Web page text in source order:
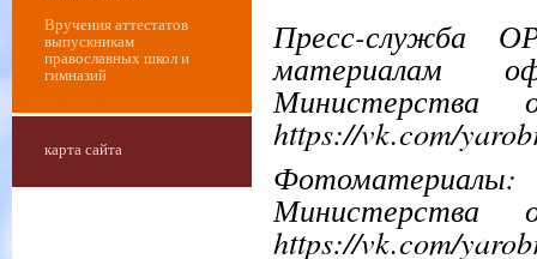
Пресс-служба
материалам
Министерства
https://vk.com/
Министерства
https://vk.com/
Вручения аттестатов
выпускникам
православных школ и
гимназий
карта сайта